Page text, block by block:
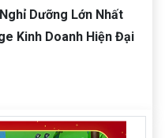
Dưỡng Lớn Nhất
Kinh Doanh Hiện Đại